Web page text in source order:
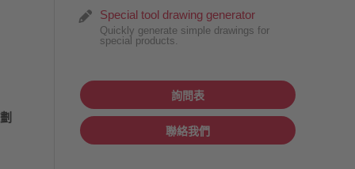
Special tool drawing generator
Quickly generate simple drawings for
special products.
詢問表
聯絡我們